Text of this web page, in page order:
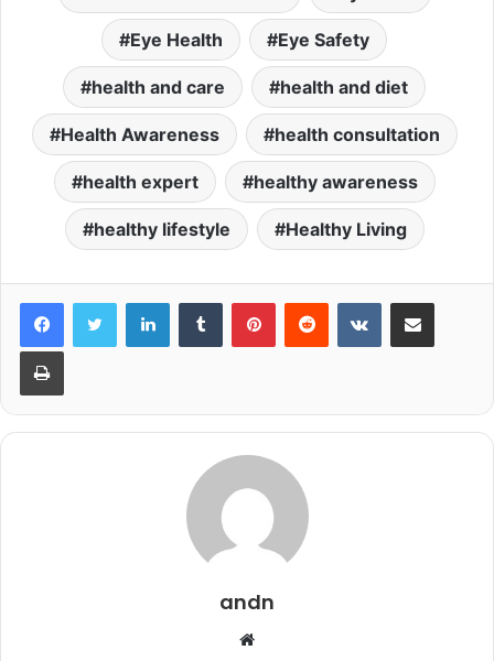
Eye Health Eye Safety
health and care health and diet
Health Awareness health consultation
health expert healthy awareness
healthy lifestyle Healthy Living
LinkedInTumblr PinterestReddit VKontakteShare via Email
Print
andn
Website